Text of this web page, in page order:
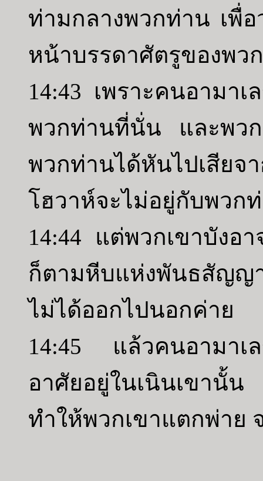
ท่ามกลางพวกท่าน เพื่
หน้าบรรดาศัตรูของพว
14:43 เพราะคนอามา
พวกท่านที่นั่น และพวก
พวกท่านได้หันไปเสียจ
โฮวาห์จะไม่อยู่กับพวก
14:44 แต่พวกเขาบังอ
ก็ตามหีบแห่งพันธสัญญา
ไม่ได้ออกไปนอกค่าย
14:45 แล้วคนอามา
อาศัยอยู่ในเนินเขา
ทำให้พวกเขาแตกพ่าย